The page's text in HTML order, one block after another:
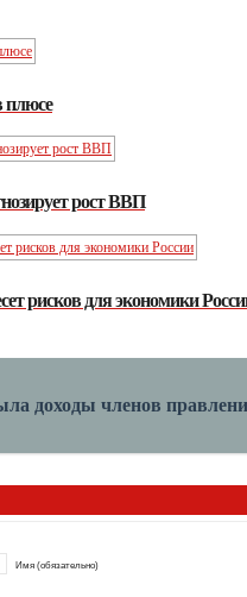
рост ВВП
рисков для экономики
доходы членов
Имя (обязательно)